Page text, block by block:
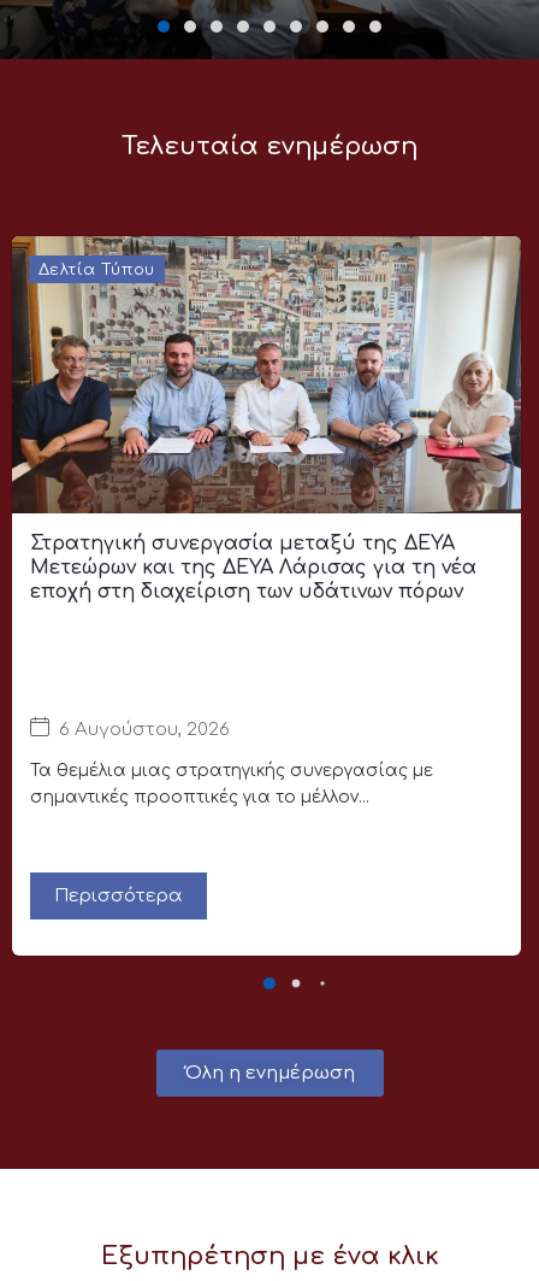
Τελευταία ενημέρωση
Δελτία Τύπου
Στρατηγική συνεργασία μεταξύ της ΔΕΥΑ
Μετεώρων και της ΔΕΥΑ Λάρισας για τη νέα
εποχή στη διαχείριση των υδάτινων πόρων
6 Αυγούστου, 2026
Τα θεμέλια μιας στρατηγικής συνεργασίας με
σημαντικές προοπτικές για το μέλλον...
Περισσότερα
Όλη η ενημέρωση
Εξυπηρέτηση με ένα κλικ